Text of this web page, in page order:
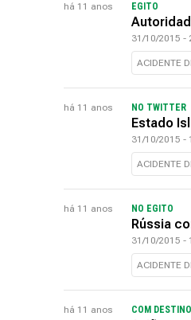
há 11 anos EGITO
31/10/2015 -
ACIDENTE
há 11 anos NO TWITTER
Estado
31/10/2015 -
ACIDENTE
há 11 anos NO EGITO
Rússia
31/10/2015 -
ACIDENTE
há 11 anos COM